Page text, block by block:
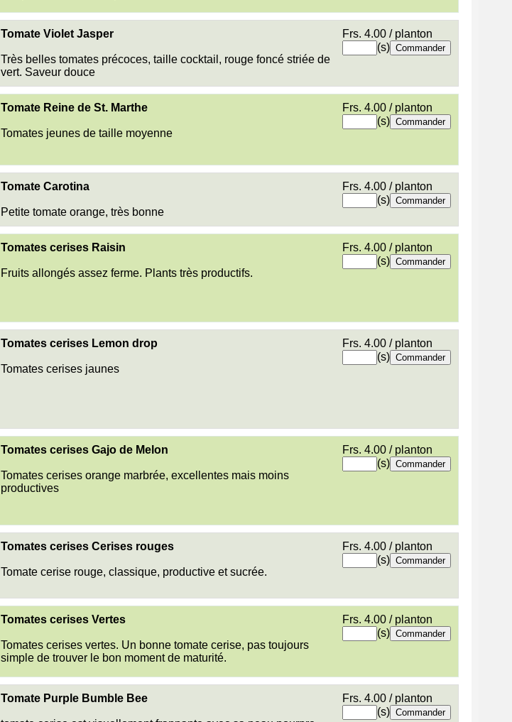
Tomate Violet Jasper
Très belles tomates précoces, taille cocktail, rouge foncé striée de
vert. Saveur douce
Frs. 4.00 / planton
(s)
Tomate Reine de St. Marthe
Tomates jeunes de taille moyenne
Frs. 4.00 / planton
(s)
Tomate Carotina
Petite tomate orange, très bonne
Frs. 4.00 / planton
(s)
Tomates cerises Raisin
Fruits allongés assez ferme. Plants très productifs.
Frs. 4.00 / planton
(s)
Tomates cerises Lemon drop
Tomates cerises jaunes
Frs. 4.00 / planton
(s)
Tomates cerises Gajo de Melon
Tomates cerises orange marbrée, excellentes mais moins
productives
Frs. 4.00 / planton
(s)
Tomates cerises Cerises rouges
Tomate cerise rouge, classique, productive et sucrée.
Frs. 4.00 / planton
(s)
Tomates cerises Vertes
Tomates cerises vertes. Un bonne tomate cerise, pas toujours
simple de trouver le bon moment de maturité.
Frs. 4.00 / planton
(s)
Tomate Purple Bumble Bee
Frs. 4.00 / planton
(s)